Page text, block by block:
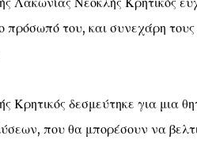
πρόσωπό του, και συνεχάρη
Κρητικός δεσμεύτηκε για μια
που θα μπορέσουν να